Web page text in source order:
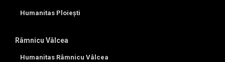
Humanitas Ploiești
Râmnicu Vâlcea
Humanitas Râmnicu Vâlcea